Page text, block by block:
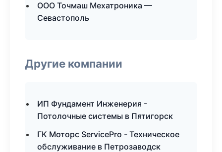
ООО Точмаш Мехатроника —
Севастополь
Другие компании
ИП Фундамент Инженерия -
Потолочные системы в Пятигорск
ГК Моторс ServicePro - Техническое
обслуживание в Петрозаводск